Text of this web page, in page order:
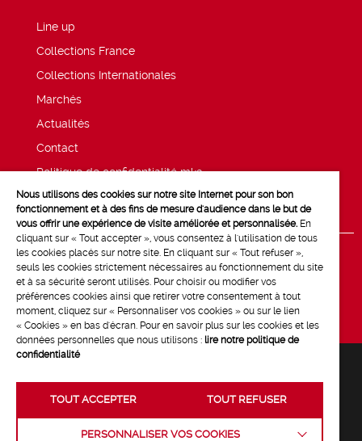
Line up
Collections France
Collections Internationales
Marchés
Actualités
Contact
Politique de confidentialité mk2
Mentions légales
Crédits :La Jungle
Nous utilisons des cookies sur notre site Internet pour son bon
fonctionnement et à des fins de mesure d'audience dans le but de
vous offrir une expérience de visite améliorée et personnalisée. En
cliquant sur « Tout accepter », vous consentez à l'utilisation de tous
les cookies placés sur notre site. En cliquant sur « Tout refuser »,
seuls les cookies strictement nécessaires au fonctionnement du site
et à sa sécurité seront utilisés. Pour choisir ou modifier vos
préférences cookies ainsi que retirer votre consentement à tout
moment, cliquez sur « Personnaliser vos cookies » ou sur le lien
« Cookies » en bas d'écran. Pour en savoir plus sur les cookies et les
données personnelles que nous utilisons : lire notre politique de
confidentialité
TOUT ACCEPTER TOUT REFUSER
PERSONNALISER VOS COOKIES